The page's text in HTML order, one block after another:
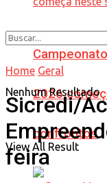
2026
confrontos
Nenhum Resultado
View All Result
Home Geral
Sicredi/
feira